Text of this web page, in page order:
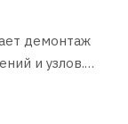
демонтаж
и узлов.